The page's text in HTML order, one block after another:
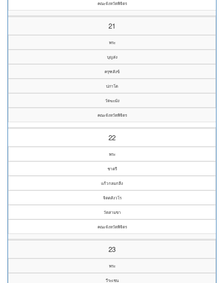
คณะจังหวัดพิจิตร
21
พระ
บุญส่ง
ครุฑสังข์
ปภาโต
วัดฆะมัง
คณะจังหวัดพิจิตร
22
พระ
ชาตรี
แก้วกลมกลึง
จิตตสังวโร
วัดสามขา
คณะจังหวัดพิจิตร
23
พระ
วีระเชน